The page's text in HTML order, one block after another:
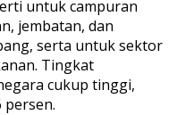
untuk campuran
jembatan, dan
serta untuk sektor
Tingkat
cukup tinggi,
persen.